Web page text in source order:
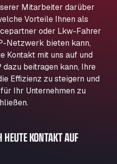
68219
Mitarbeiter darüber
Vorteile Ihnen als
oder Lkw-Fahrer
Netzwerk bieten kann,
Kontakt mit uns auf und
beitragen kann, Ihre
Effizienz zu steigern und
Ihr Unternehmen zu
KONTAKT AUF